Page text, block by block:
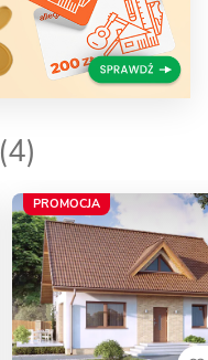
(4)
PROMOCJA